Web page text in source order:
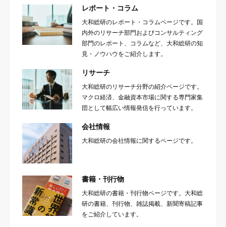
レポート・コラム
大和総研のレポート・コラムページです。国
内外のリサーチ部門およびコンサルティング
部門のレポート、コラムなど、大和総研の知
見・ノウハウをご紹介します。
リサーチ
大和総研のリサーチ分野の紹介ページです。
マクロ経済、金融資本市場に関する専門家集
団として幅広い情報発信を行っています。
会社情報
大和総研の会社情報に関するページです。
書籍・刊行物
大和総研の書籍・刊行物ページです。大和総
研の書籍、刊行物、雑誌掲載、新聞寄稿記事
をご紹介しています。